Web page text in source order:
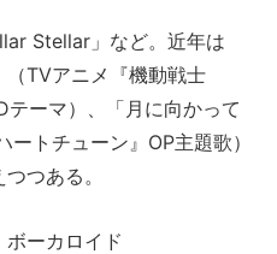
Stellar」など。近年は
（TVアニメ『機動戦士
ーマ）、「月に向かって
トチューン』OP主題歌）
つある。
ーカロイド